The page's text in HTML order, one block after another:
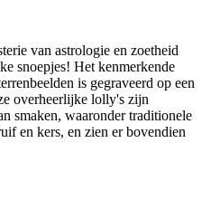
van astrologie en zoetheid
snoepjes! Het kenmerkende
is gegraveerd op een
overheerlijke lolly's zijn
smaken, waaronder traditionele
en kers, en zien er bovendien